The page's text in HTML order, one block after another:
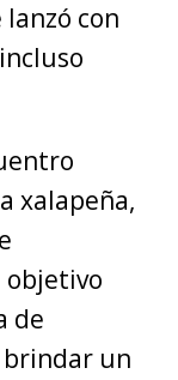
con
xalapeña,
de
un